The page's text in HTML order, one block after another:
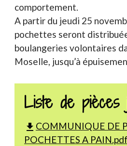
comportement.
A partir du jeudi 25
pochettes seront
boulangeries volontaires
Moselle, jusqu’à
Liste de pièces
file_download COMMUNIQUE DE
POCHETTES A